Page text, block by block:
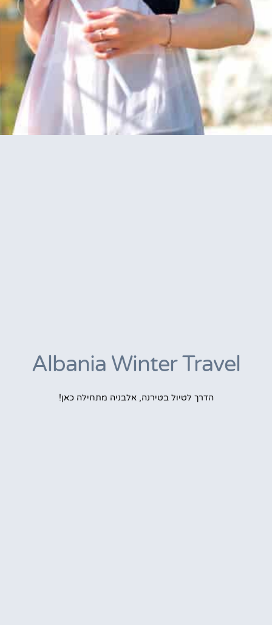
Albania Winter Travel
הדרך לטיול בטירנה, אלבניה מתחילה כאן!